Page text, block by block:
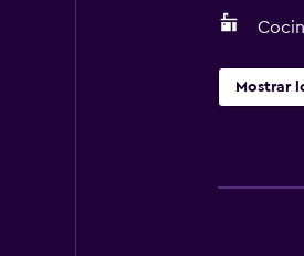
Mostrar